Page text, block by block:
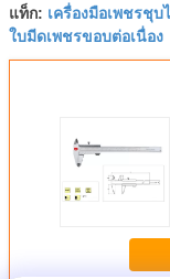
แท็ก: เครื่องมือเพชรชุบ
ใบมีดเพชรขอบต่อเนื่อง